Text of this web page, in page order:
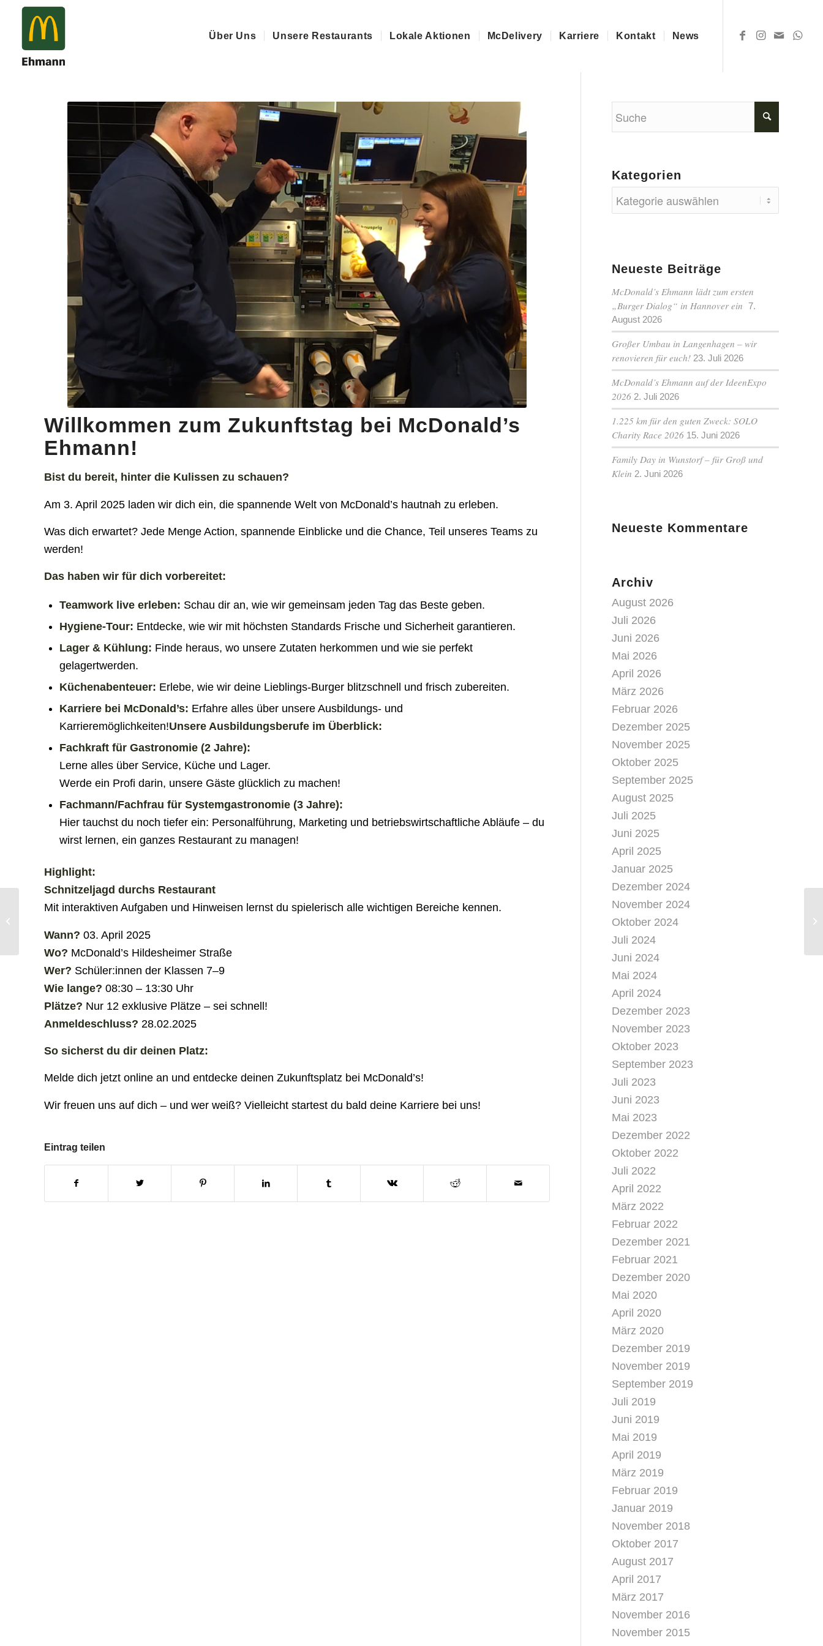
Über Uns Unsere Restaurants Lokale Aktionen McDelivery Karriere Kontakt News
Willkommen zum Zukunftstag bei McDonald’s
Ehmann!
Bist du bereit, hinter die Kulissen zu schauen?
Am 3. April 2025 laden wir dich ein, die spannende Welt von McDonald’s hautnah zu erleben.
Was dich erwartet? Jede Menge Action, spannende Einblicke und die Chance, Teil unseres Teams zu
werden!
Das haben wir für dich vorbereitet:
Teamwork live erleben: Schau dir an, wie wir gemeinsam jeden Tag das Beste geben.
Hygiene-Tour: Entdecke, wie wir mit höchsten Standards Frische und Sicherheit garantieren.
Lager & Kühlung: Finde heraus, wo unsere Zutaten herkommen und wie sie perfekt
gelagertwerden.
Küchenabenteuer: Erlebe, wie wir deine Lieblings-Burger blitzschnell und frisch zubereiten.
Karriere bei McDonald’s: Erfahre alles über unsere Ausbildungs- und
Karrieremöglichkeiten!Unsere Ausbildungsberufe im Überblick:
Fachkraft für Gastronomie (2 Jahre):
Lerne alles über Service, Küche und Lager.
Werde ein Profi darin, unsere Gäste glücklich zu machen!
Fachmann/Fachfrau für Systemgastronomie (3 Jahre):
Hier tauchst du noch tiefer ein: Personalführung, Marketing und betriebswirtschaftliche Abläufe – du
wirst lernen, ein ganzes Restaurant zu managen!
Highlight:
Schnitzeljagd durchs Restaurant
Mit interaktiven Aufgaben und Hinweisen lernst du spielerisch alle wichtigen Bereiche kennen.
Wann? 03. April 2025
Wo? McDonald’s Hildesheimer Straße
Wer? Schüler:innen der Klassen 7–9
Wie lange? 08:30 – 13:30 Uhr
Plätze? Nur 12 exklusive Plätze – sei schnell!
Anmeldeschluss? 28.02.2025
So sicherst du dir deinen Platz:
Melde dich jetzt online an und entdecke deinen Zukunftsplatz bei McDonald’s!
Wir freuen uns auf dich – und wer weiß? Vielleicht startest du bald deine Karriere bei uns!
Eintrag teilen
Kategorien
Kategorien
Neueste Beiträge
McDonald’s Ehmann lädt zum ersten
„Burger Dialog“ in Hannover ein 7.
August 2026
Großer Umbau in Langenhagen – wir
renovieren für euch! 23. Juli 2026
McDonald’s Ehmann auf der IdeenExpo
2026 2. Juli 2026
1.225 km für den guten Zweck: SOLO
Charity Race 2026 15. Juni 2026
Family Day in Wunstorf – für Groß und
Klein 2. Juni 2026
Neueste Kommentare
Archiv
August 2026
Juli 2026
Juni 2026
Mai 2026
April 2026
März 2026
Februar 2026
Dezember 2025
November 2025
Oktober 2025
September 2025
August 2025
Juli 2025
Juni 2025
April 2025
Januar 2025
Dezember 2024
November 2024
Oktober 2024
Juli 2024
Juni 2024
Mai 2024
April 2024
Dezember 2023
November 2023
Oktober 2023
September 2023
Juli 2023
Juni 2023
Mai 2023
Dezember 2022
Oktober 2022
Juli 2022
April 2022
März 2022
Februar 2022
Dezember 2021
Februar 2021
Dezember 2020
Mai 2020
April 2020
März 2020
Dezember 2019
November 2019
September 2019
Juli 2019
Juni 2019
Mai 2019
April 2019
März 2019
Februar 2019
Januar 2019
November 2018
Oktober 2017
August 2017
April 2017
März 2017
November 2016
November 2015
Unsere Öffnungszeiten
und Silvester